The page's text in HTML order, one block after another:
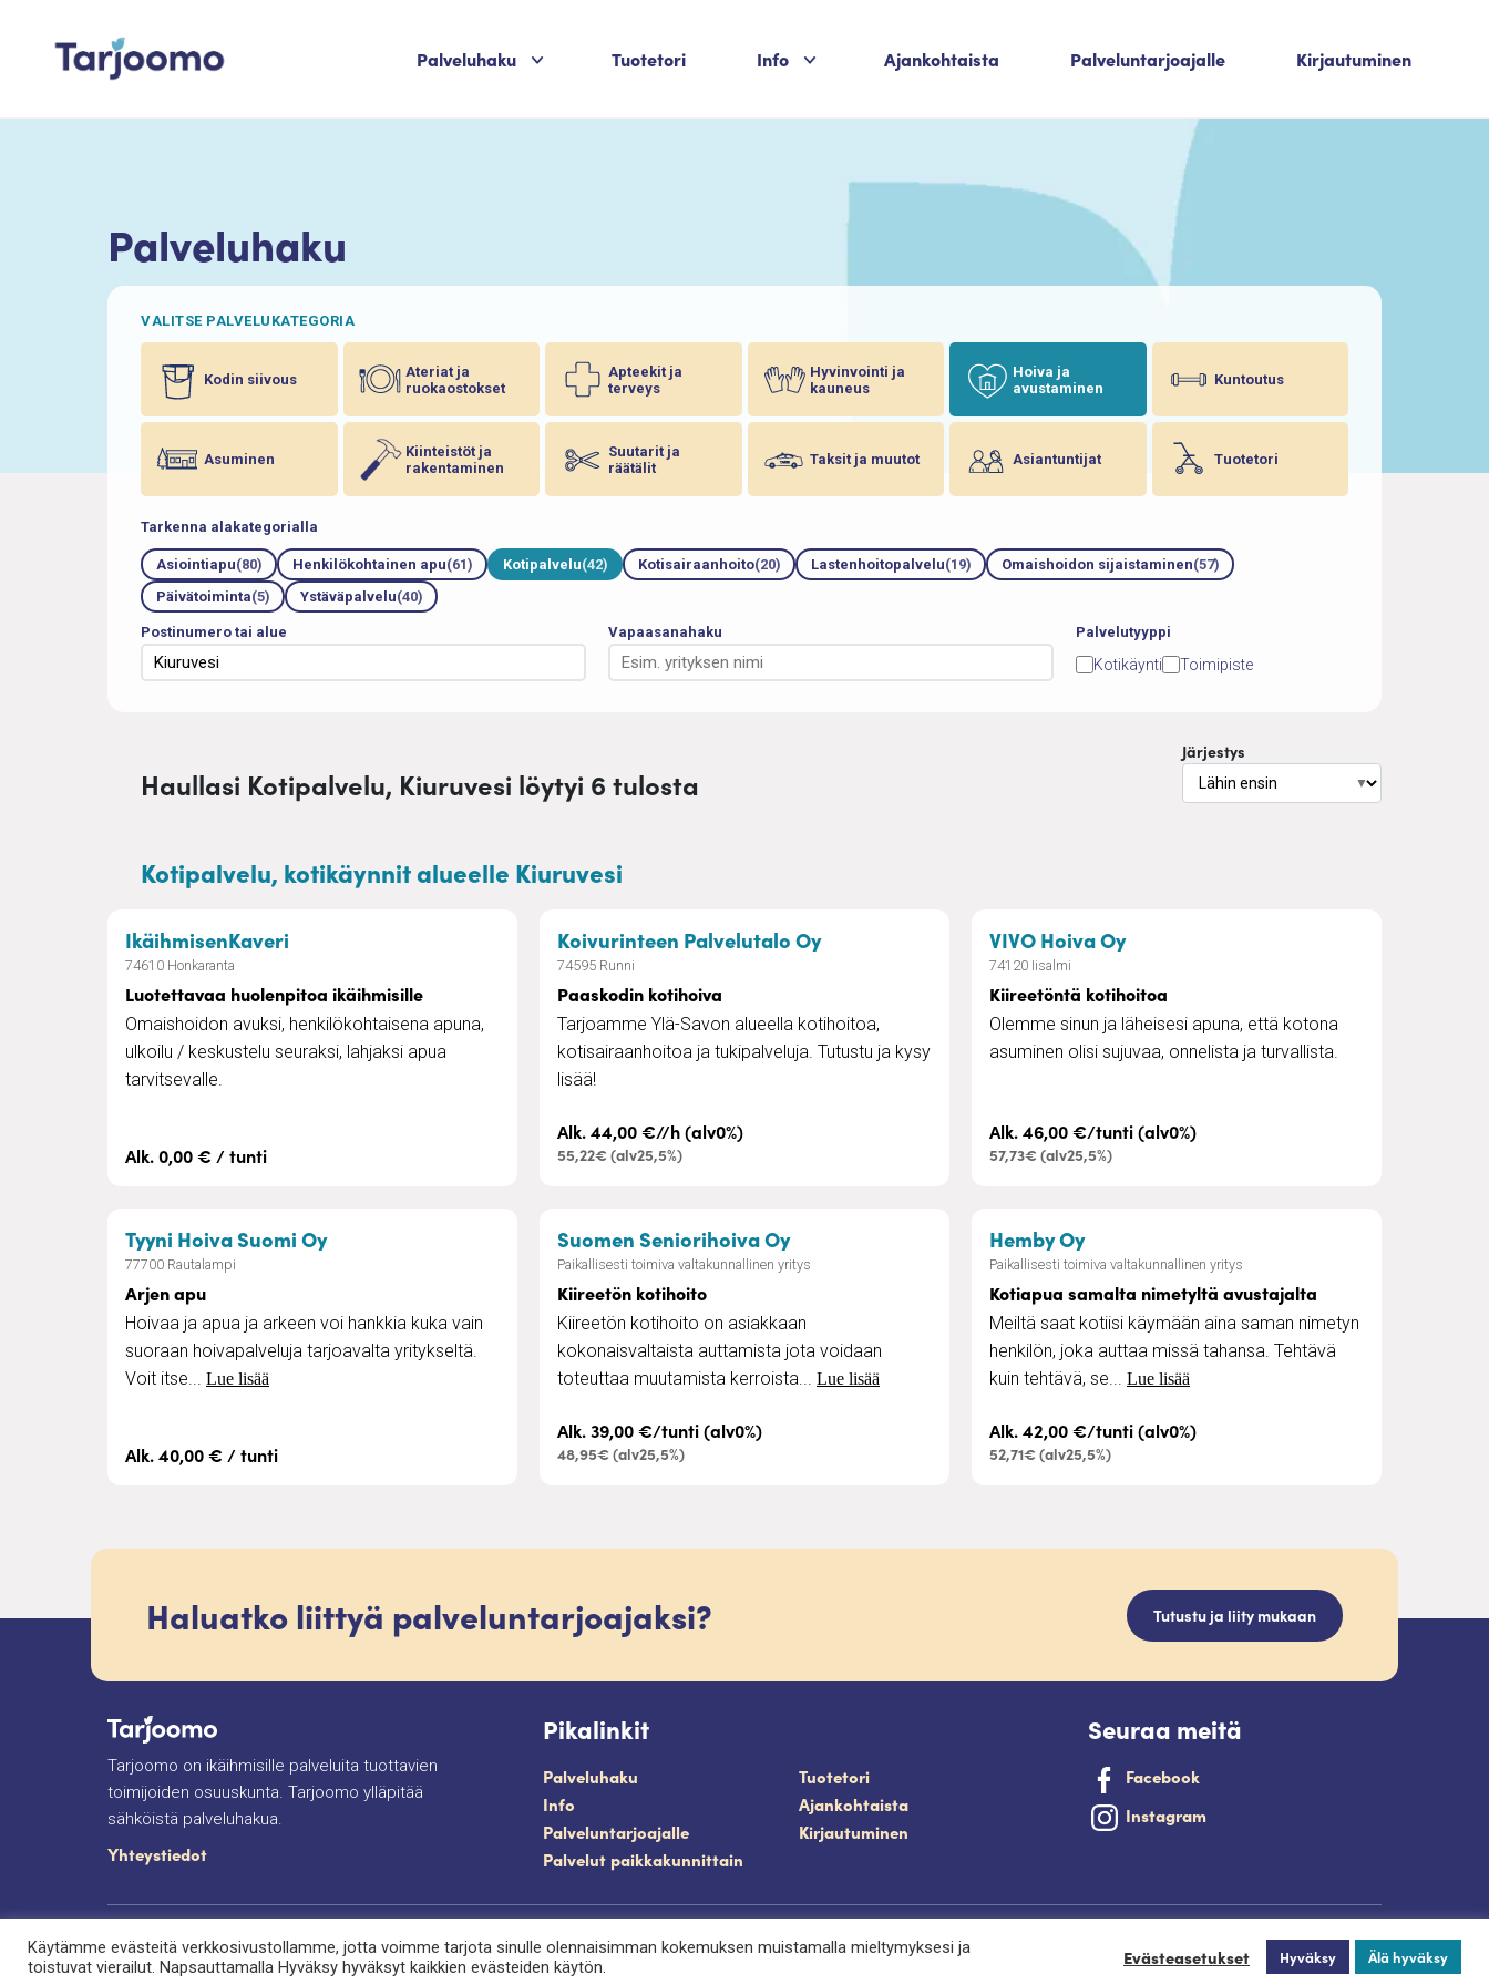
Palveluhaku Palvelukategoriat
Tuotetori Info Palvelukategoriat
Ajankohtaista Palveluntarjoajalle Kirjautuminen
Palveluhaku
VALITSE PALVELUKATEGORIA
Kodin siivous
Ateriat ja
ruokaostokset
Apteekit ja
terveys
Hyvinvointi ja
kauneus
Hoiva ja
avustaminen
Kuntoutus
Asuminen
Kiinteistöt ja
rakentaminen
Suutarit ja
räätälit
Taksit ja muutot Asiantuntijat Tuotetori
Tarkenna alakategorialla
Asiointiapu(80) Henkilökohtainen apu(61) Kotipalvelu(42) Kotisairaanhoito(20) Lastenhoitopalvelu(19) Omaishoidon sijaistaminen(57)
Päivätoiminta(5) Ystäväpalvelu(40)
Postinumero tai alue Vapaasanahaku Palvelutyyppi
Kotikäynti Toimipiste
Haullasi Kotipalvelu, Kiuruvesi löytyi 6 tulosta
Järjestys
▼
Kotipalvelu, kotikäynnit alueelle Kiuruvesi
IkäihmisenKaveri – Luotettavaa huolenpitoa ikäihmisille
74610 Honkaranta
Luotettavaa huolenpitoa ikäihmisille
Omaishoidon avuksi, henkilökohtaisena apuna,
ulkoilu / keskustelu seuraksi, lahjaksi apua
tarvitsevalle.
Alk. 0,00 € / tunti
Koivurinteen Palvelutalo Oy– Paaskodin kotihoiva
74595 Runni
Paaskodin kotihoiva
Tarjoamme Ylä-Savon alueella kotihoitoa,
kotisairaanhoitoa ja tukipalveluja. Tutustu ja kysy
lisää!
Alk. 44,00 €//h (alv0%)
55,22€ (alv25,5%)
VIVO Hoiva Oy– Kiireetöntä kotihoitoa
74120 Iisalmi
Kiireetöntä kotihoitoa
Olemme sinun ja läheisesi apuna, että kotona
asuminen olisi sujuvaa, onnelista ja turvallista.
Alk. 46,00 €/tunti (alv0%)
57,73€ (alv25,5%)
Tyyni Hoiva Suomi Oy– Arjen apu
77700 Rautalampi
Arjen apu
Hoivaa ja apua ja arkeen voi hankkia kuka vain
suoraan hoivapalveluja tarjoavalta yritykseltä.
Voit itse... Lue lisää
Alk. 40,00 € / tunti
Suomen Seniorihoiva Oy– Kiireetön kotihoito
Paikallisesti toimiva valtakunnallinen yritys
Kiireetön kotihoito
Kiireetön kotihoito on asiakkaan
kokonaisvaltaista auttamista jota voidaan
toteuttaa muutamista kerroista... Lue lisää
Alk. 39,00 €/tunti (alv0%)
48,95€ (alv25,5%)
Hemby Oy– Kotiapua samalta nimetyltä avustajalta
Paikallisesti toimiva valtakunnallinen yritys
Kotiapua samalta nimetyltä avustajalta
Meiltä saat kotiisi käymään aina saman nimetyn
henkilön, joka auttaa missä tahansa. Tehtävä
kuin tehtävä, se... Lue lisää
Alk. 42,00 €/tunti (alv0%)
52,71€ (alv25,5%)
Haluatko liittyä palveluntarjoajaksi? Tutustu ja liity mukaan
Tarjoomo on ikäihmisille palveluita tuottavien
toimijoiden osuuskunta. Tarjoomo ylläpitää
sähköistä palveluhakua.
Yhteystiedot
Pikalinkit
Palveluhaku
Tuotetori
Info
Ajankohtaista
Palveluntarjoajalle
Kirjautuminen
Palvelut paikkakunnittain
Seuraa meitä
Facebook
Instagram
Tietosuojaseloste Saavutettavuusseloste Evästeet Palveluntuottajan kirjautuminen.
Käytämme evästeitä verkkosivustollamme, jotta voimme tarjota sinulle olennaisimman kokemuksen muistamalla mieltymyksesi ja
toistuvat vierailut. Napsauttamalla Hyväksy hyväksyt kaikkien evästeiden käytön.
Evästeasetukset Hyväksy Älä hyväksy